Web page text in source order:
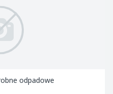
odpadowe